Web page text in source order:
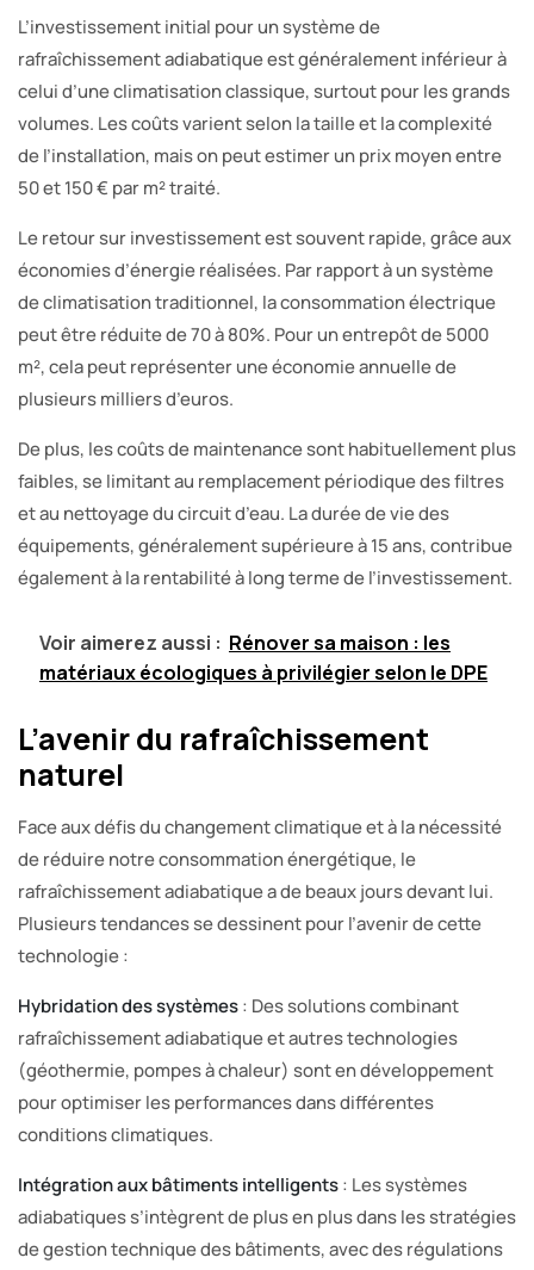
L’investissement initial pour un système de
rafraîchissement adiabatique est généralement inférieur à
celui d’une climatisation classique, surtout pour les grands
volumes. Les coûts varient selon la taille et la complexité
de l’installation, mais on peut estimer un prix moyen entre
50 et 150 € par m² traité.
Le retour sur investissement est souvent rapide, grâce aux
économies d’énergie réalisées. Par rapport à un système
de climatisation traditionnel, la consommation électrique
peut être réduite de 70 à 80%. Pour un entrepôt de 5000
m², cela peut représenter une économie annuelle de
plusieurs milliers d’euros.
De plus, les coûts de maintenance sont habituellement plus
faibles, se limitant au remplacement périodique des filtres
et au nettoyage du circuit d’eau. La durée de vie des
équipements, généralement supérieure à 15 ans, contribue
également à la rentabilité à long terme de l’investissement.
Voir aimerez aussi : Rénover sa maison : les
matériaux écologiques à privilégier selon le DPE
L’avenir du rafraîchissement
naturel
Face aux défis du changement climatique et à la nécessité
de réduire notre consommation énergétique, le
rafraîchissement adiabatique a de beaux jours devant lui.
Plusieurs tendances se dessinent pour l’avenir de cette
technologie :
Hybridation des systèmes: Des solutions combinant
rafraîchissement adiabatique et autres technologies
(géothermie, pompes à chaleur) sont en développement
pour optimiser les performances dans différentes
conditions climatiques.
Intégration aux bâtiments intelligents: Les systèmes
adiabatiques s’intègrent de plus en plus dans les stratégies
de gestion technique des bâtiments, avec des régulations